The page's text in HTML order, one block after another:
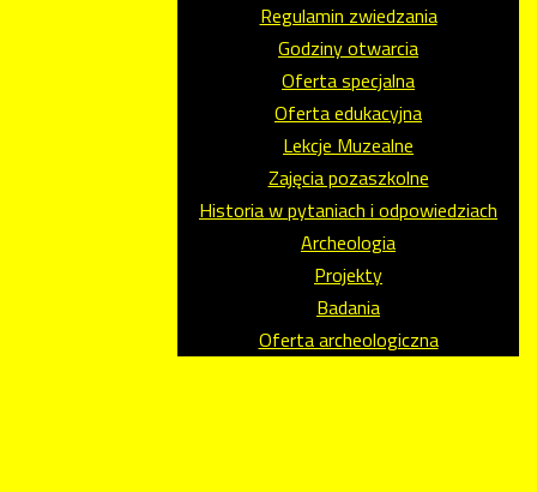
Regulamin zwiedzania
Godziny otwarcia
Oferta specjalna
Oferta edukacyjna
Lekcje Muzealne
Zajęcia pozaszkolne
Historia w pytaniach i odpowiedziach
Archeologia
Projekty
Badania
Oferta archeologiczna